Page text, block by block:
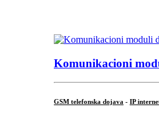
Komunikacioni
GSM telefonska dojava - IP